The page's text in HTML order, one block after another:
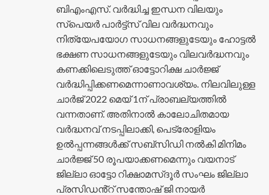
ബിഎംഎസ്. വർദ്ധിച്ച ഇന്ധന വിലയും
സ്പെയർ പാർട്ട്സ് വില വർദ്ധനവും
നിത്യേപയോഗ സാധനങ്ങളുടേയും ഹോട്ടൽ
ഭക്ഷണ സാധനങ്ങളുടേയും വിലവർദ്ധനവും
കണക്കിലെടുത്ത് ഓട്ടോറിക്ഷ ചാർജ്ജ്
വർദ്ധിപ്പിക്കണമെന്നാണാവശ്യം. നിലവിലുള്ള
ചാർജ് 2022 മെയ് 1ന് പ്രാബല്യത്തിൽ
വന്നതാണ്. അതിനാൽ കാലോചിതമായ
വർദ്ധനവ് നടപ്പിലാക്കി, പെട്രോളിയം
ഉൽപ്പന്നങ്ങൾക്ക് സബ്‌സിഡി നൽകി മിനിമം
ചാർജ്ജ് 50 രൂപയാക്കണമെന്നും വയനാട്
ജില്ലാ ഓട്ടോ റിക്ഷാമസ്‌ദൂർ സംഘം ജില്ലാ
പ്രസിഡൻ്റ് സന്തോഷ് ജി നായർ